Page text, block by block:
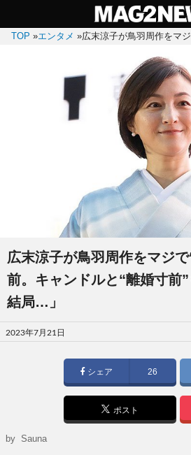
TOP »エンタメ »広末涼子が鳥羽周作をマ
広末涼子が鳥羽周作をマジ
前。キャンドルと“離婚寸前
結局…」
投
稿
2023年7月21日
シェア 26
ポスト
by Sauna